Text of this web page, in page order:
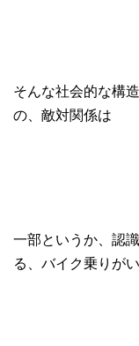
そんな社会的な構
の、敵対関係は
一部というか、認
る、バイク乗りが